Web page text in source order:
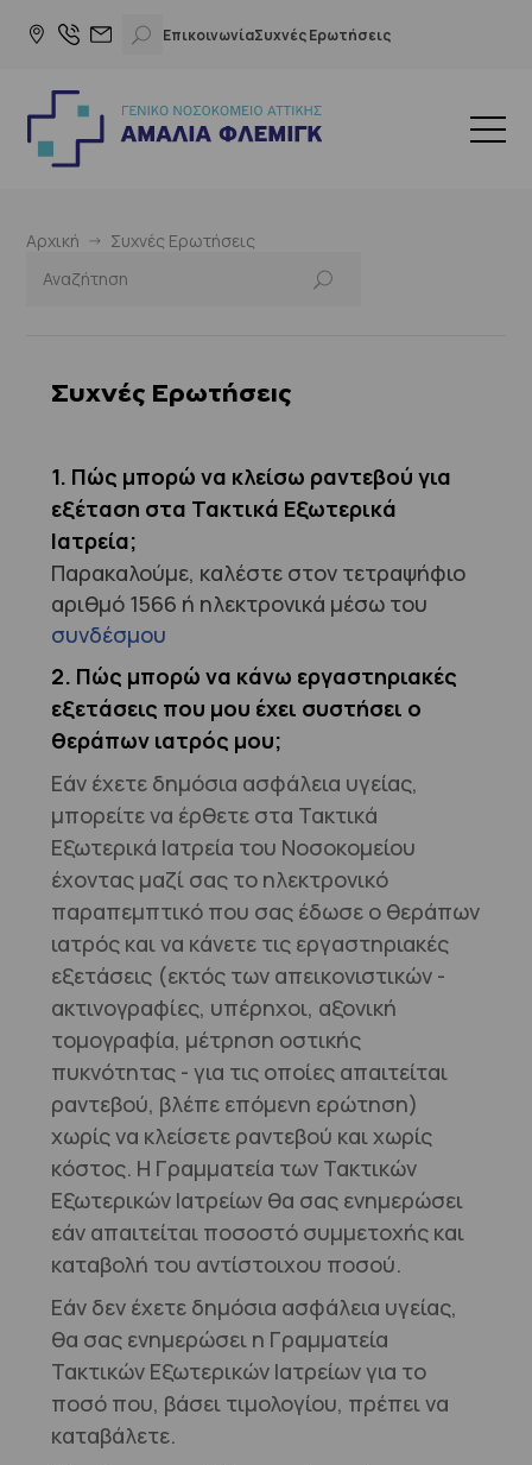
ΕπικοινωνίαΣυχνές Ερωτήσεις
Αρχική Συχνές Ερωτήσεις
Συχνές Ερωτήσεις
1. Πώς μπορώ να κλείσω ραντεβού για
εξέταση στα Τακτικά Εξωτερικά
Ιατρεία;
Παρακαλούμε, καλέστε στον τετραψήφιο
αριθμό 1566 ή ηλεκτρονικά μέσω του
συνδέσμου
2. Πώς μπορώ να κάνω εργαστηριακές
εξετάσεις που μου έχει συστήσει ο
θεράπων ιατρός μου;
Εάν έχετε δημόσια ασφάλεια υγείας,
μπορείτε να έρθετε στα Τακτικά
Εξωτερικά Ιατρεία του Νοσοκομείου
έχοντας μαζί σας το ηλεκτρονικό
παραπεμπτικό που σας έδωσε ο θεράπων
ιατρός και να κάνετε τις εργαστηριακές
εξετάσεις (εκτός των απεικονιστικών -
ακτινογραφίες, υπέρηχοι, αξονική
τομογραφία, μέτρηση οστικής
πυκνότητας - για τις οποίες απαιτείται
ραντεβού, βλέπε επόμενη ερώτηση)
χωρίς να κλείσετε ραντεβού και χωρίς
κόστος. Η Γραμματεία των Τακτικών
Εξωτερικών Ιατρείων θα σας ενημερώσει
εάν απαιτείται ποσοστό συμμετοχής και
καταβολή του αντίστοιχου ποσού.
Εάν δεν έχετε δημόσια ασφάλεια υγείας,
θα σας ενημερώσει η Γραμματεία
Τακτικών Εξωτερικών Ιατρείων για το
ποσό που, βάσει τιμολογίου, πρέπει να
καταβάλετε.